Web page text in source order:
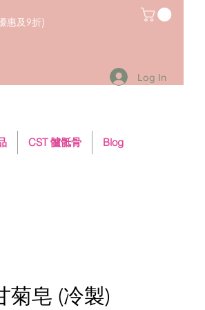
惠及9折)
Log In
CST 髗骶骨 Blog
菊皂 (冷製)